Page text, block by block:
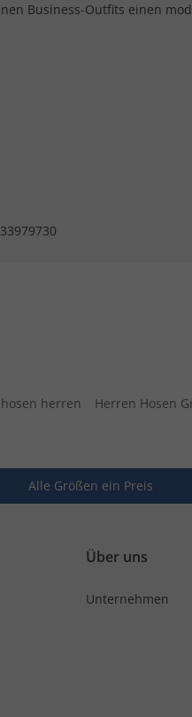
Business-Outfits einen
herren Herren Hosen
Alle Größen ein Preis
Über uns
Unternehmen